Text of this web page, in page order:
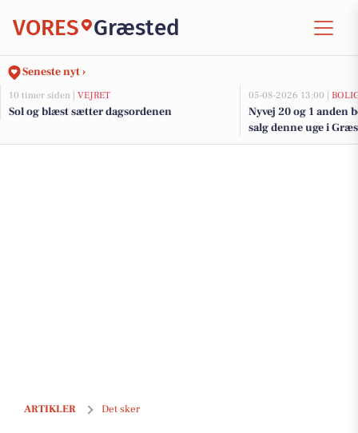
VORES Græsted
Seneste nyt ›
10 timer siden | VEJRET
Sol og blæst sætter dagsordenen
05-08-2026 13:00 |
Nyvej 20 og 1 anden
salg denne uge i
ARTIKLER Det sker
Hyggelige stunder og musikalske arrangementer i Sct. Laurentius